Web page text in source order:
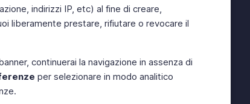
indirizzi IP, etc) al fine di creare,
liberamente prestare, rifiutare o revocare il
continuerai la navigazione in assenza di
per selezionare in modo analitico